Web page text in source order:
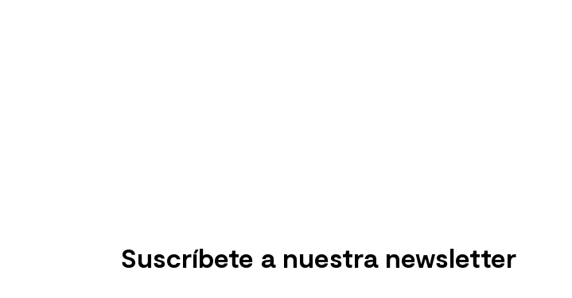
Suscríbete a nuestra newsletter